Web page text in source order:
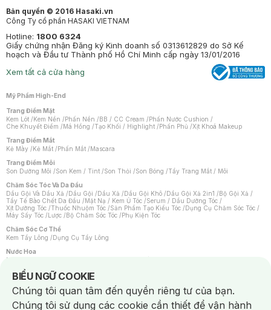
Bản quyền © 2016 Hasaki.vn
Công Ty cổ phần HASAKI VIETNAM
Hotline: 1800 6324
Giấy chứng nhận Đăng ký Kinh doanh số 0313612829 do Sở Kế
hoạch và Đầu tư Thành phố Hồ Chí Minh cấp ngày 13/01/2016
Xem tất cả cửa hàng
Mỹ Phẩm High-End
Trang Điểm Mặt
Kem Lót /Kem Nền /Phấn Nền /BB / CC Cream /Phấn Nước Cushion /
Che Khuyết Điểm /Má Hồng /Tạo Khối / Highlight /Phấn Phủ /Xịt Khoá Makeup
Trang Điểm Mắt
Kẻ Mày /Kẻ Mắt /Phấn Mắt /Mascara
Trang Điểm Môi
Son Dưỡng Môi /Son Kem / Tint /Son Thỏi /Son Bóng /Tẩy Trang Mắt / Môi
Chăm Sóc Tóc Và Da Đầu
Dầu Gội Và Dầu Xả /Dầu Gội /Dầu Xả /Dầu Gội Khô /Dầu Gội Xả 2in1 /Bộ Gội Xả /
Tẩy Tế Bào Chết Da Đầu /Mặt Nạ / Kem Ủ Tóc /Serum / Dầu Dưỡng Tóc /
Xịt Dưỡng Tóc /Thuốc Nhuộm Tóc /Sản Phẩm Tạo Kiểu Tóc /Dụng Cụ Chăm Sóc Tóc /
Máy Sấy Tóc /Lược /Bộ Chăm Sóc Tóc /Phụ Kiện Tóc
Chăm Sóc Cơ Thể
Kem Tẩy Lông /Dụng Cụ Tẩy Lông
Nước Hoa
Nước Hoa Nữ
Chăm Sóc Cá Nhân
Chống Muỗi /Khẩu Trang /Máy Massage/Mặt Nạ Xông Hơi /Nước Rửa Tay/
Sản Phẩm Chăm Sóc Khác /Bàn Chải Đánh Răng /Bàn Chải Điện/
Hỗ Trợ Trắng Răng/Kem Đánh Răng /Máy Tăm Nước/ Nước Súc Miệng/
BIỂU NGỮ COOKIE
Notice about cookies usage
Chúng tôi quan tâm đến quyền riêng tư của bạn.
Chúng tôi sử dụng các cookie cần thiết để vận hành